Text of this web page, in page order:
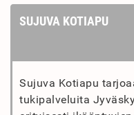
SUJUVA KOTIAPU
Sujuva Kotiapu
tukipalveluita